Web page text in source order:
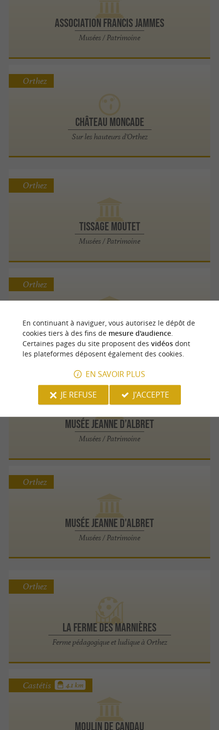
ASSOCIATION FRANCIS JAMMES
Musées / Patrimoine
Château Moncade
Sur les hauteurs d'Orthez
Orthez
TISSAGE MOUTET
Musées / Patrimoine
Orthez
Orgue du Temple d'Orthez
Musées / Patrimoine
Orthez
Musée Jeanne d’Albret
Musées / Patrimoine
Orthez
MUSÉE JEANNE D'ALBRET
Musées / Patrimoine
Orthez
La Ferme des marnières
Ferme pédagogique et ludique à Orthez
Orthez
Moulin de Candau
Castétis 4.1 km
En continuant à naviguer, vous autorisez le dépôt de
cookies tiers à des fins de mesure d'audience.
Certaines pages du site proposent des vidéosdont
les plateformes déposent également des cookies.
EN SAVOIR PLUS
JE REFUSE
J'ACCEPTE